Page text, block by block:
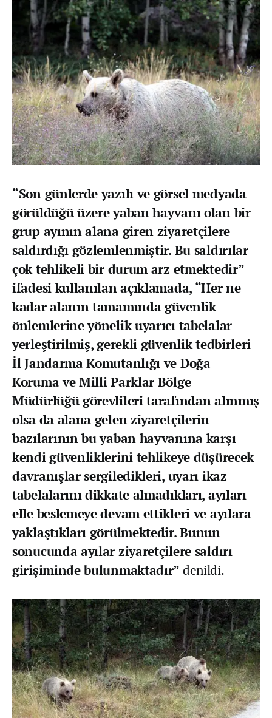
“Son günlerde yazılı ve görsel medyada
görüldüğü üzere yaban hayvanı olan bir
grup ayının alana giren ziyaretçilere
saldırdığı gözlemlenmiştir. Bu saldırılar
çok tehlikeli bir durum arz etmektedir”
ifadesi kullanılan açıklamada, “Her ne
kadar alanın tamamında güvenlik
önlemlerine yönelik uyarıcı tabelalar
yerleştirilmiş, gerekli güvenlik tedbirleri
İl Jandarma Komutanlığı ve Doğa
Koruma ve Milli Parklar Bölge
Müdürlüğü görevlileri tarafından alınmış
olsa da alana gelen ziyaretçilerin
bazılarının bu yaban hayvanına karşı
kendi güvenliklerini tehlikeye düşürecek
davranışlar sergiledikleri, uyarı ikaz
tabelalarını dikkate almadıkları, ayıları
elle beslemeye devam ettikleri ve ayılara
yaklaştıkları görülmektedir. Bunun
sonucunda ayılar ziyaretçilere saldırı
girişiminde bulunmaktadır” denildi.